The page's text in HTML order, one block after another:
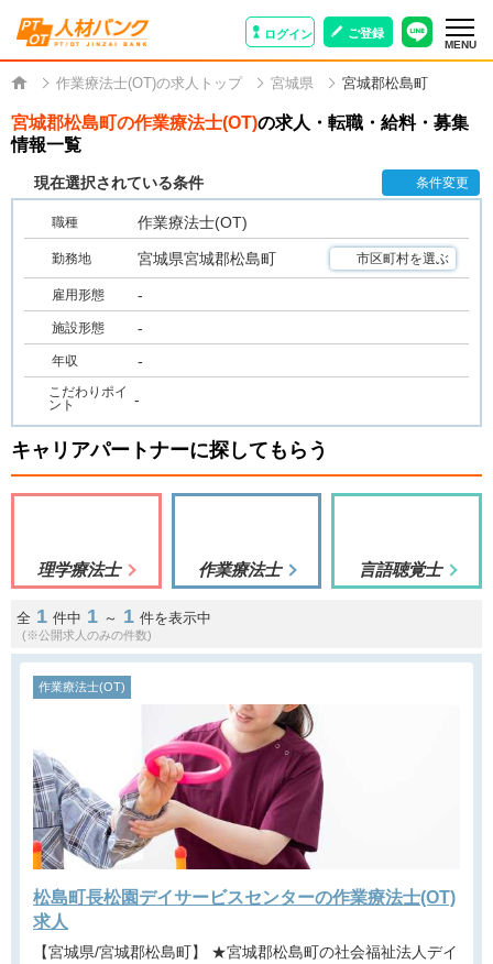
ログイン ご登録
MENU
作業療法士(OT)の求人トップ 宮城県 宮城郡松島町
宮城郡松島町の作業療法士(OT)の求人・転職・給料・募集
情報一覧
現在選択されている条件 条件変更
職種 作業療法士(OT)
勤務地 宮城県宮城郡松島町 市区町村を選ぶ
雇用形態 -
施設形態 -
年収 -
こだわりポイ
ント
-
キャリアパートナーに探してもらう
理学療法士 作業療法士 言語聴覚士
全 1 件中 1 ～ 1 件を表示中
(※公開求人のみの件数)
作業療法士(OT)
松島町長松園デイサービスセンターの作業療法士(OT)
求人
【宮城県/宮城郡松島町】 ★宮城郡松島町の社会福祉法人デイ